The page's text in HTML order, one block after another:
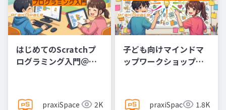
はじめてのScratchプ
ログラミング入門＠
praxiSpace 2K
子ども向けマインドマ
ップワークショップ
praxiSpace 1.8K